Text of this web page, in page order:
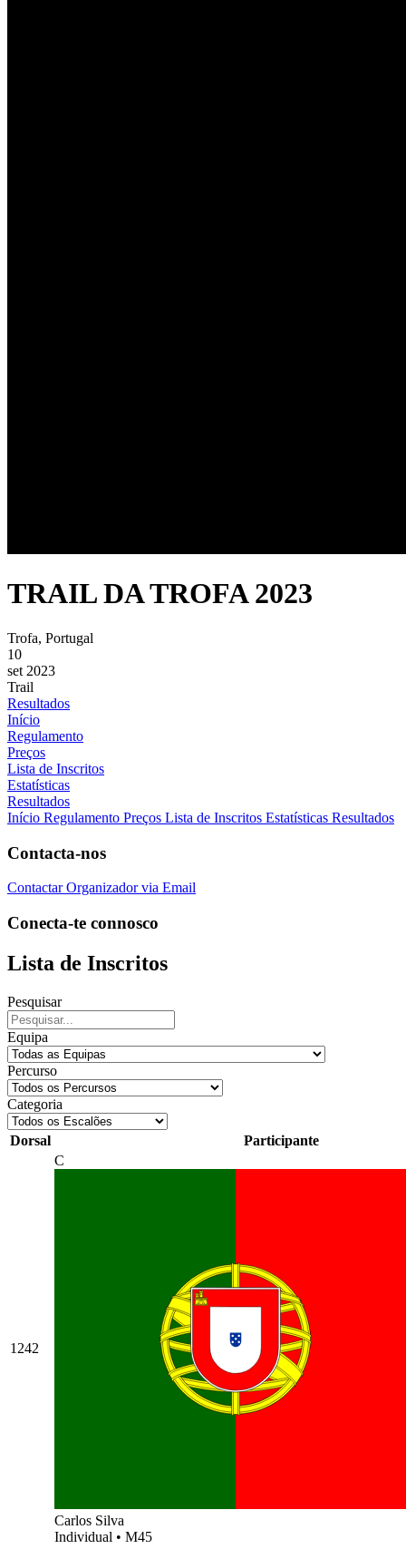
TRAIL DA TROFA 2023
Trofa, Portugal
10
set 2023
Trail
Resultados
Início
Regulamento
Preços
Lista de Inscritos
Estatísticas
Resultados
Início Regulamento Preços Lista de Inscritos Estatísticas Resultados
Contacta-nos
Contactar Organizador via Email
Conecta-te connosco
Lista de Inscritos
Pesquisar
Equipa
Percurso
Categoria
Dorsal Participante
1242
C
Carlos Silva
Individual • M45